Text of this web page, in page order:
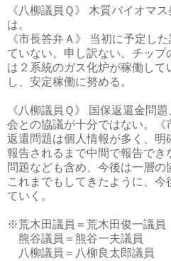
《八柳議員Ｑ》 木質バイオマ
は。
《市長答弁Ａ》 当初に予定し
ていない。申し訳ない。チッ
は２系統のガス化炉が稼働して
し、安定稼働に努める。
《八柳議員Ｑ》 国保返還金問
会との協議が十分ではない。
返還問題は個人情報が多く、明
報告されるまで中間で報告でき
問題なども含め、今後は一層の
これまでもしてきたように、今
ていく。
※荒木田議員＝荒木田俊一議員
熊谷議員＝熊谷一夫議員
八柳議員＝八柳良太郎議員